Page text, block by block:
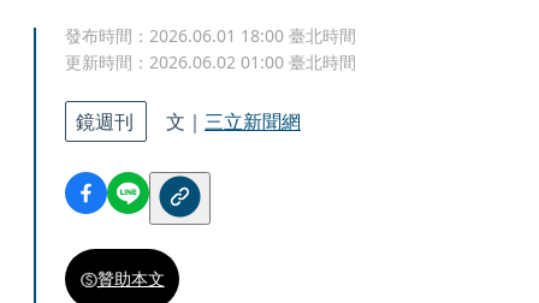
發布時間： 2026.06.01 18:00 臺北時間
更新時間： 2026.06.02 01:00 臺北時間
鏡週刊 文｜ 三立新聞網
贊助本文